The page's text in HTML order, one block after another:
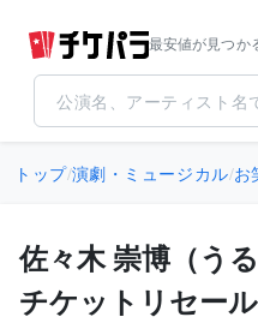
最安値が見つか
トップ/演劇・ミュージカル/お
佐々木 崇博（う
チケットリセー